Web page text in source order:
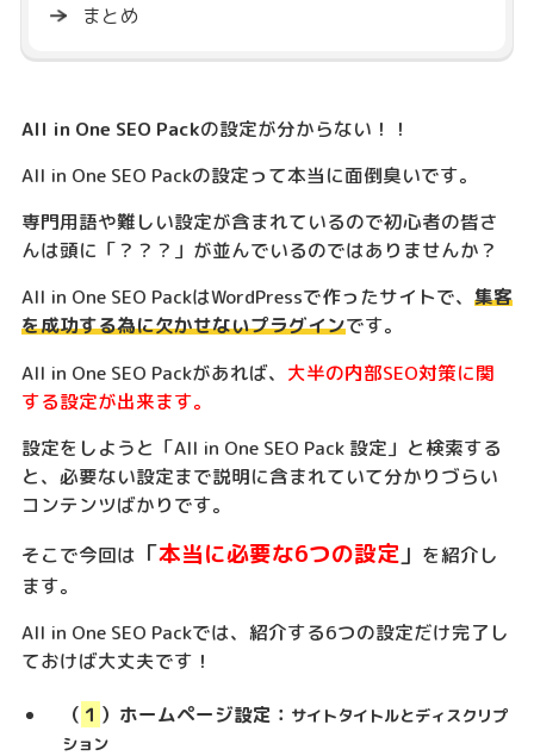
まとめ
All in One SEO Packの設定が分からない！！
All in One SEO Packの設定って本当に面倒臭いです。
専門用語や難しい設定が含まれているので初心者の皆さ
んは頭に「？？？」が並んでいるのではありませんか？
All in One SEO PackはWordPressで作ったサイトで、 集客
を成功する為に欠かせないプラグインです。
All in One SEO Packがあれば、 大半の内部SEO対策に関
する設定が出来ます。
設定をしようと「All in One SEO Pack 設定」と検索する
と、必要ない設定まで説明に含まれていて分かりづらい
コンテンツばかりです。
そこで今回は 「本当に必要な6つの設定」 を紹介し
ます。
All in One SEO Packでは、紹介する6つの設定だけ完了し
ておけば大丈夫です！
（ １ ）ホームページ設定： サイトタイトルとディスクリプ
ション